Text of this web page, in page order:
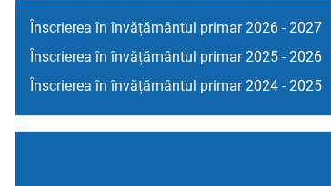
Înscrierea în învățământul primar 2026 - 2027
Înscrierea în învățământul primar 2025 - 2026
Înscrierea în învățământul primar 2024 - 2025